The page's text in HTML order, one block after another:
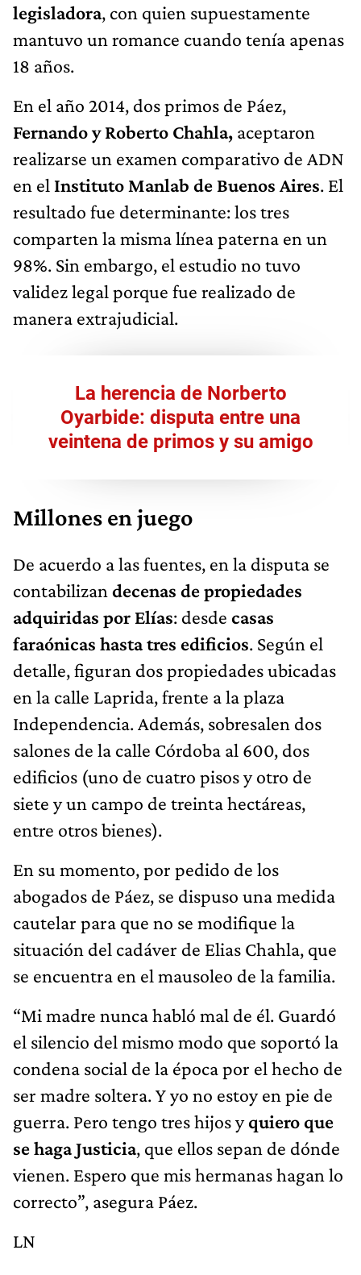
legisladora, con quien supuestamente
mantuvo un romance cuando tenía apenas
18 años.
En el año 2014, dos primos de Páez,
Fernando y Roberto Chahla, aceptaron
realizarse un examen comparativo de ADN
en el Instituto Manlab de Buenos Aires. El
resultado fue determinante: los tres
comparten la misma línea paterna en un
98%. Sin embargo, el estudio no tuvo
validez legal porque fue realizado de
manera extrajudicial.
La herencia de Norberto
Oyarbide: disputa entre una
veintena de primos y su amigo
Millones en juego
De acuerdo a las fuentes, en la disputa se
contabilizan decenas de propiedades
adquiridas por Elías: desde casas
faraónicas hasta tres edificios. Según el
detalle, figuran dos propiedades ubicadas
en la calle Laprida, frente a la plaza
Independencia. Además, sobresalen dos
salones de la calle Córdoba al 600, dos
edificios (uno de cuatro pisos y otro de
siete y un campo de treinta hectáreas,
entre otros bienes).
En su momento, por pedido de los
abogados de Páez, se dispuso una medida
cautelar para que no se modifique la
situación del cadáver de Elias Chahla, que
se encuentra en el mausoleo de la familia.
“Mi madre nunca habló mal de él. Guardó
el silencio del mismo modo que soportó la
condena social de la época por el hecho de
ser madre soltera. Y yo no estoy en pie de
guerra. Pero tengo tres hijos yquiero que
se haga Justicia, que ellos sepan de dónde
vienen. Espero que mis hermanas hagan lo
correcto”, asegura Páez.
LN